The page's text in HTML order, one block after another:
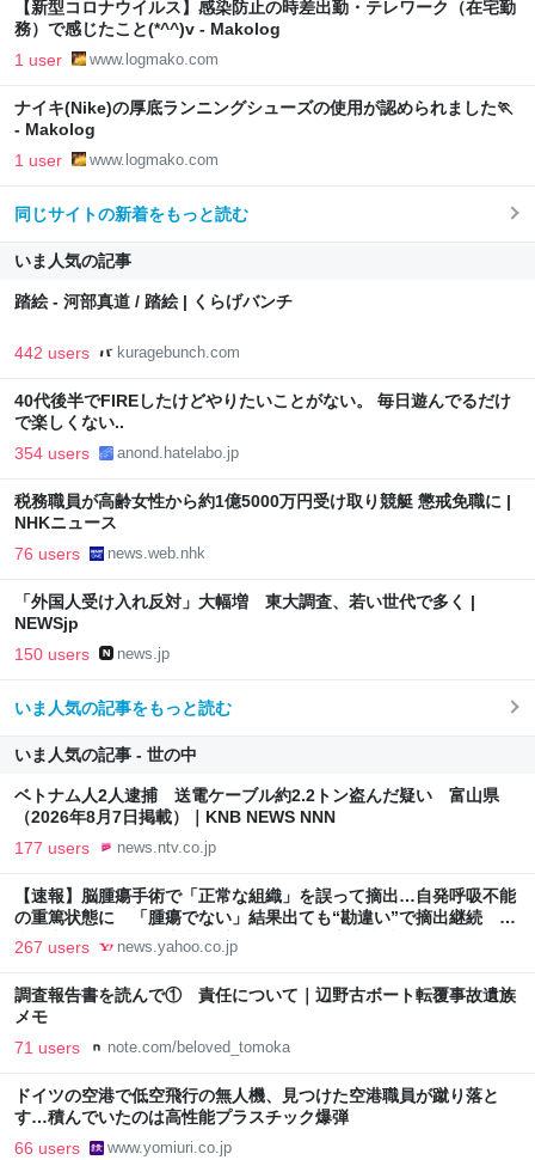
【新型コロナウイルス】感染防止の時差出勤・テレワーク（在宅勤
務）で感じたこと(*^^)v - Makolog
1 user www.logmako.com
ナイキ(Nike)の厚底ランニングシューズの使用が認められました🏃
- Makolog
1 user www.logmako.com
同じサイトの新着をもっと読む
いま人気の記事
踏絵 - 河部真道 / 踏絵 | くらげバンチ
442 users kuragebunch.com
40代後半でFIREしたけどやりたいことがない。 毎日遊んでるだけ
で楽しくない..
354 users anond.hatelabo.jp
税務職員が高齢女性から約1億5000万円受け取り競艇 懲戒免職に |
NHKニュース
76 users news.web.nhk
「外国人受け入れ反対」大幅増 東大調査、若い世代で多く |
NEWSjp
150 users news.jp
いま人気の記事をもっと読む
いま人気の記事 - 世の中
ベトナム人2人逮捕 送電ケーブル約2.2トン盗んだ疑い 富山県
（2026年8月7日掲載）｜KNB NEWS NNN
177 users news.ntv.co.jp
【速報】脳腫瘍手術で「正常な組織」を誤って摘出…自発呼吸不能
の重篤状態に 「腫瘍でない」結果出ても“勘違い”で摘出継続 通
常の生活送っていた患者が手足も動かず 京大病院（MBSニュー
ス） - Yahoo!ニュース
267 users news.yahoo.co.jp
調査報告書を読んで① 責任について｜辺野古ボート転覆事故遺族
メモ
71 users note.com/beloved_tomoka
ドイツの空港で低空飛行の無人機、見つけた空港職員が蹴り落と
す…積んでいたのは高性能プラスチック爆弾
66 users www.yomiuri.co.jp